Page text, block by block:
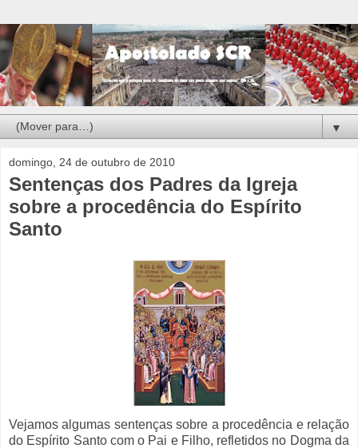
▼
domingo, 24 de outubro de 2010
Sentenças dos Padres da Igreja
sobre a procedência do Espírito
Santo
Vejamos algumas sentenças sobre a procedência e relação
do Espírito Santo com o Pai e Filho, refletidos no Dogma da